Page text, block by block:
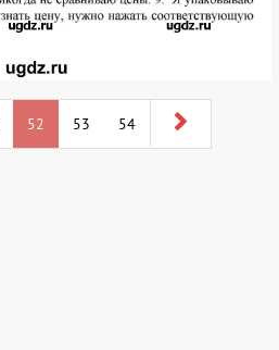
52 53 54